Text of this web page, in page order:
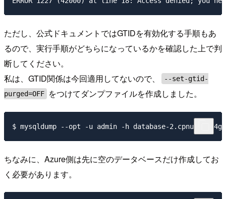
ただし、公式ドキュメントではGTIDを有効化する手順もあ
るので、実行手順がどちらになっているかを確認した上で判
断してください。
私は、GTID関係は今回適用してないので、
--set-gtid-
purged=OFF
をつけてダンプファイルを作成しました。
ちなみに、Azure側は先に空のデータベースだけ作成してお
く必要があります。